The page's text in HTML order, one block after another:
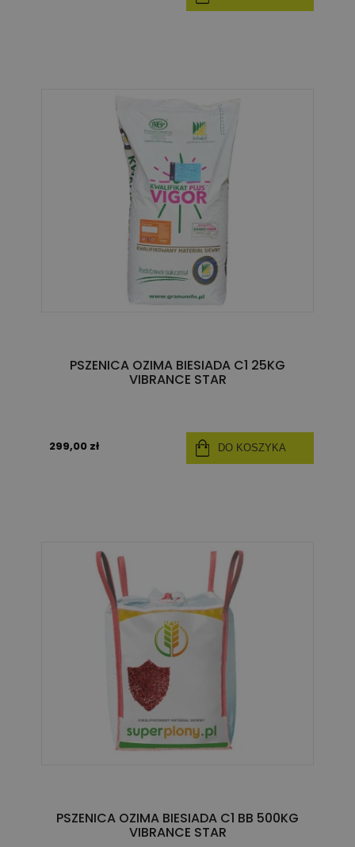
PSZENICA OZIMA BIESIADA C1 25KG
VIBRANCE STAR
299,00 zł DO KOSZYKA
PSZENICA OZIMA BIESIADA C1 BB 500KG
VIBRANCE STAR